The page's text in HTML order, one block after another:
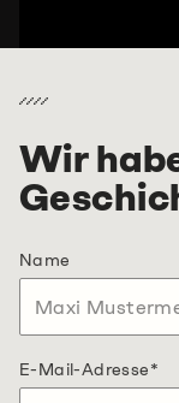
Wir
Name
E-Mail-Adresse*